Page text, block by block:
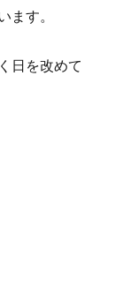
ます。
日を改めて